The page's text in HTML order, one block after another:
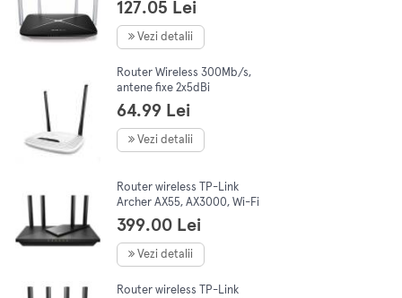
127.05 Lei
Vezi detalii
Router Wireless 300Mb/s,
antene fixe 2x5dBi
omnidirectionale, TL-
WR841N, RJ-45 Auto-
Sensing, Alb, TP-LINK
64.99 Lei
Vezi detalii
Router wireless TP-Link
Archer AX55, AX3000, Wi-Fi
6, Dual-Band Gigabit, 4
antene Wi-Fi
399.00 Lei
Vezi detalii
Router wireless TP-Link